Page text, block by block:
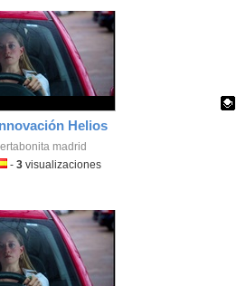
Helios
madrid
-3 visualizaciones